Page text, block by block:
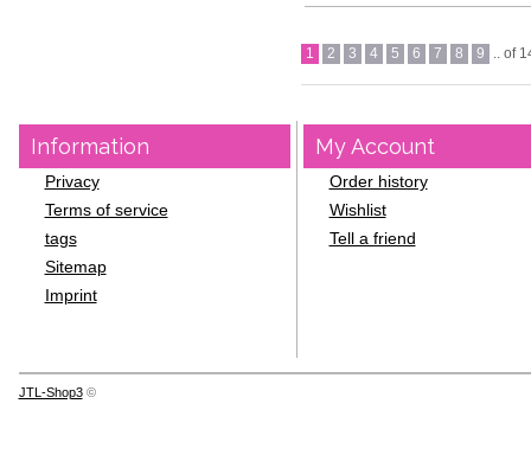
1 2 3 4 5 6 7 8 9 .. of
Information
Privacy
Terms of service
tags
Sitemap
Imprint
My Account
Order history
Wishlist
Tell a friend
JTL-Shop3©